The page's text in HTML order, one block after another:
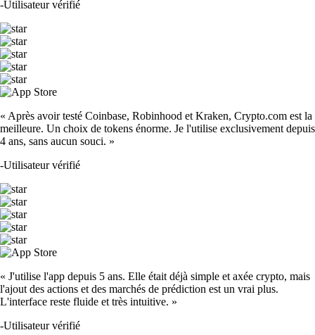
-Utilisateur vérifié
« Après avoir testé Coinbase, Robinhood et Kraken, Crypto.com est la
meilleure. Un choix de tokens énorme. Je l'utilise exclusivement depuis
4 ans, sans aucun souci. »
-Utilisateur vérifié
« J'utilise l'app depuis 5 ans. Elle était déjà simple et axée crypto, mais
l'ajout des actions et des marchés de prédiction est un vrai plus.
L'interface reste fluide et très intuitive. »
-Utilisateur vérifié